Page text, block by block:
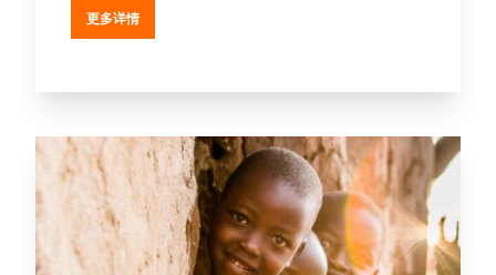
更多详情